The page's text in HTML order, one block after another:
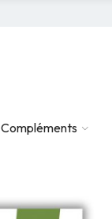
Compléments